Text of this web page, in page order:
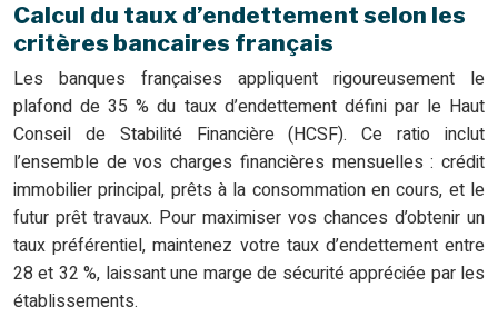
Calcul du taux d’endettement selon les
critères bancaires français
Les banques françaises appliquent rigoureusement le
plafond de 35 % du taux d’endettement défini par le Haut
Conseil de Stabilité Financière (HCSF). Ce ratio inclut
l’ensemble de vos charges financières mensuelles : crédit
immobilier principal, prêts à la consommation en cours, et le
futur prêt travaux. Pour maximiser vos chances d’obtenir un
taux préférentiel, maintenez votre taux d’endettement entre
28 et 32 %, laissant une marge de sécurité appréciée par les
établissements.